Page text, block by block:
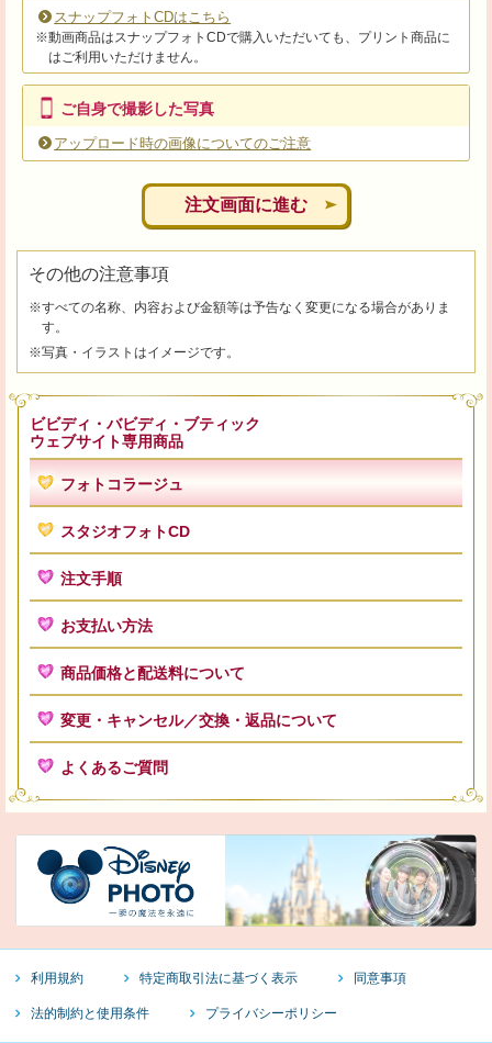
スナップフォトCDはこちら
※動画商品はスナップフォトCDで購入いただいても、プリント商品に
はご利用いただけません。
ご自身で撮影した写真
アップロード時の画像についてのご注意
注文画面に進む
その他の注意事項
※すべての名称、内容および金額等は予告なく変更になる場合がありま
す。
※写真・イラストはイメージです。
ビビディ・バビディ・ブティック
ウェブサイト専用商品
フォトコラージュ
スタジオフォトCD
注文手順
お支払い方法
商品価格と配送料について
変更・キャンセル／交換・返品について
よくあるご質問
利用規約 特定商取引法に基づく表示 同意事項
法的制約と使用条件 プライバシーポリシー